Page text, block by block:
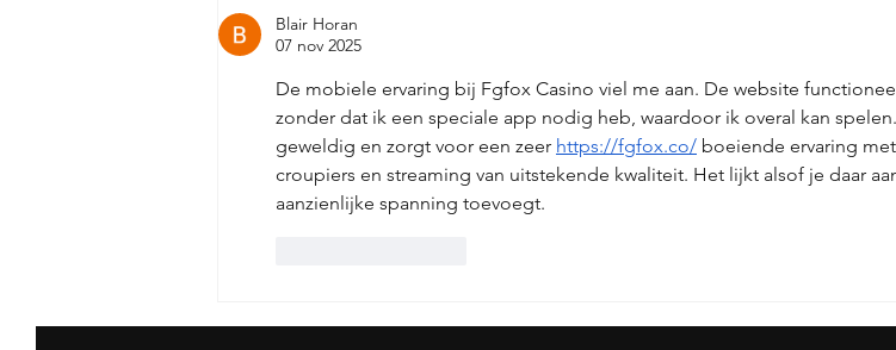
opladen
Blair Horan
07 nov 2025
De mobiele ervaring bij Fgfox Casino viel me aan. De website
zonder dat ik een speciale app nodig heb, waardoor ik overal kan
geweldig en zorgt voor een zeer https://fgfox.co/ boeiende ervaring
croupiers en streaming van uitstekende kwaliteit. Het lijkt alsof je daar
aanzienlijke spanning toevoegt.